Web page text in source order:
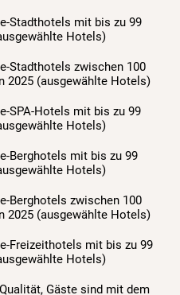
Stadthotels mit bis zu 99
Hotels)
Stadthotels zwischen 100
2025 (ausgewählte Hotels)
SPA-Hotels mit bis zu 99
Hotels)
Berghotels mit bis zu 99
Hotels)
Berghotels zwischen 100
2025 (ausgewählte Hotels)
Freizeithotels mit bis zu 99
Hotels)
Gäste sind mit dem